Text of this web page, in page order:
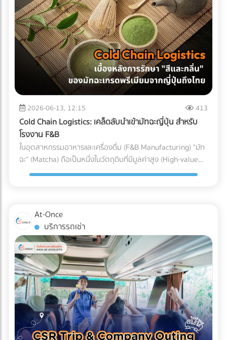
ถูกบรรจุลงตู้คอนเทนเนอร์ สำหรับธุรกิจ SME หรือองค์กรที่
ต้องการเติบโตในตลาดโลกอย่างยั่งยืน การยอมจ่ายค่าบริการที่
สมเหตุสมผลให้กับผู้เชี่ยวชาญ ย่อมเป็นทางเลือกที่ปลอดภัยและ
คุ้มค่ากว่าการยอมเสี่ยงเพื่อประหยัดงบเพียงเล็กน้อย แต่ต้องมา
นั่งเสียใจกับค่าปรับและปัญหาสินค้าติดท่าเรือในภายหลังอย่าง
(Particulate Matter Control) ในกรณีของอุปกรณ์ที่ต้องสัมผัส
กับกระแสเลือดโดยตรง เช่น สายสวนหลอดเลือด (Catheters)
หรือถุงเก็บเลือด ฝุ่นผงเพียงเล็กน้อยที่ปะปนเข้าไปอาจทำให้เกิด
ภาวะลิ่มเลือดอุดตัน หรือการอักเสบขั้นรุนแรงในร่างกายผู้ป่วยได้
ระบบ Cleanroom จะคอยกรองฝุ่นละออง สะเก็ดผิวหนัง หรือ
เส้นผมของพนักงาน ไม่ให้หลุดรอดลงไปในไลน์การผลิตอย่าง
เด็ดขาด 3. การควบคุมอุณหภูมิและความชื้น (Temperature &
Humidity) พลาสติกเกรดการแพทย์บางชนิดมีความไวต่อ
ความชื้นและอุณหภูมิ หากสภาพแวดล้อมแกว่งไปมา อาจส่งผล
ต่อขนาด (Dimension) และความแข็งแรงของชิ้นงาน
Cleanroom จะช่วยรักษาสภาพแวดล้อมให้คงที่ ทำให้ชิ้นส่วน
พลาสติกทุกชิ้นที่ถูกฉีดออกมามีขนาดที่แม่นยำ (Precision) ตาม
ที่วิศวกรออกแบบไว้ การบรรจุภัณฑ์ (Packaging): ขั้นตอนชี้ชะตา
ภายใน Cleanroom จุดบอดที่หลายคนมักมองข้ามคือ
กระบวนการบรรจุ แม้ชิ้นส่วนพลาสติกจะถูกผลิตออกมาอย่าง
ในโรงงานมาตรฐาน การนำชิ้นส่วนพลาสติกออกจากแม่พิมพ์
(Demolding), การประกอบชิ้นส่วน (Assembly), และ การซีล
บรรจุภัณฑ์ (Sealing) จะต้องดำเนินการให้เสร็จสิ้นภายใน
Cleanroom ทั้งหมด บรรจุภัณฑ์ที่ใช้มักเป็นถุงฟอยล์หรือถุง
Tyvek ที่ได้มาตรฐานการแพทย์ เมื่อซีลปิดผนึกเรียบร้อยแล้ว จึง
จะสามารถนำชิ้นงานนั้นออกจาก Cleanroom สู่คลังสินค้าปกติ
ได้ บทสรุป: ความมั่นใจที่ส่งต่อถึงมือผู้ป่วย การลงทุนสร้างและ
บำรุงรักษา Cleanroom มีต้นทุนที่สูงมาก ทั้งค่าระบบปรับอากาศ
ค่าชุดป้องกัน (Gowning) และการตรวจสอบมาตรฐานประจำปี แต่
สำหรับอุตสาหกรรมการแพทย์ นี่คือการลงทุนที่ประเมินค่าไม่ได้
สำหรับฝ่ายจัดซื้อหรือเจ้าของแบรนด์อุปกรณ์การแพทย์ การ
Parts) ที่ต้องทนต่อแรงดันและอุณหภูมิที่เปลี่ยนแปลงตลอดเวลา
หากเลือกใช้ชิ้นส่วนที่ไม่ได้มาตรฐาน นี่คือสิ่งที่อาจต้องจ่ายคืนใน
ภายหลัง: 1. ต้นทุนจากของเสียและเวลาสูญเปล่าในไลน์ผลิต
(False Reject & Downtime) อะไหล่ที่ราคาถูกมักจะแลกมากับ
การควบคุมคุณภาพ (QC) ที่หละหลวม สมมติว่ามีการนำ Stop
Valve ที่ไม่ได้มาตรฐานมาประกอบ เมื่อถึงขั้นตอนทดสอบแรงดัน
แล้วพบว่าวาล์วเกิดการรั่วซึม สิ่งที่ตามมาคือโรงงานต้องหยุด
สายพานการผลิต เสียเวลาถอดประกอบใหม่ และสูญเสียต้นทุน
ค่าแรงของพนักงานไปอย่างเปล่าประโยชน์ (Downtime Cost) 2.
ค่าใช้จ่ายในการเคลมสินค้าและชื่อเสียงที่เสียไป (Warranty
Claims & Reputation) "ความทนทาน" คือหัวใจของเครื่องปรับ
อากาศ ชิ้นส่วนอย่าง Accumulator ทำหน้าที่สำคัญในการดักจับ
ของเหลวไม่ให้ไหลกลับเข้าไปทำลายคอมเพรสเซอร์ หาก
Accumulator เกิดสนิมทะลุ หรือดักของเหลวไม่ได้
คอมเพรสเซอร์จะพังก่อนหมดอายุการใช้งานทันที ต้นทุนในการ
หลายร้อยเท่า 3. ต้นทุนจากการไม่ผ่านมาตรฐานสากล
(Compliance Risks) ในปี 2026 ทั่วโลกหันมาใช้น้ำยาแอร์รักษ์
โลก (Eco-Friendly Refrigerants) ซึ่งมักจะมีแรงดันสูงกว่า
น้ำยาแอร์ยุคเก่า ชิ้นส่วนราคาถูกอาจไม่ได้ถูกออกแบบมาเพื่อ
รองรับสเปกใหม่นี้ ทำให้ไม่ผ่านมาตรฐานความปลอดภัย
นอกจากนี้ หากซัพพลายเออร์ต้นทางไม่มีระบบจัดการสิ่ง
แวดล้อมที่ดี โรงงานก็อาจเผชิญความยากลำบากในการขอใบรับ
รองสากลเพื่อส่งออกสินค้าไปต่างประเทศ บทสรุป: การเปลี่ยน
มุมมองจาก "ราคา" สู่ "ความคุ้มค่า" แบรนด์ผู้ผลิตเครื่องปรับ
อากาศชั้นนำระดับโลก ล้วนเข้าใจถึงกฎข้อนี้ดี พวกเขาจึงมักไม่
ประนีประนอมกับชิ้นส่วนกลไกที่อยู่ภายใน และเจาะจงเลือกใช้ผู้
2026-06-13, 12:15 413
Cold Chain Logistics: เคล็ดลับนำเข้ามัทฉะญี่ปุ่น สำหรับ
โรงงาน F&B
ในอุตสาหกรรมอาหารและเครื่องดื่ม (F&B Manufacturing) "มัท
ฉะ" (Matcha) ถือเป็นหนึ่งในวัตถุดิบที่มีมูลค่าสูง (High-value
Ingredient) และได้รับความนิยมอย่างต่อเนื่อง แต่ในขณะเดียวกัน
การขนส่งผงชาใส่ตู้คอนเทนเนอร์แล้วจบไป เพราะหากขาดการ
บริหารจัดการซัพพลายเชนที่ถูกต้อง สิ่งที่ส่งมาถึงหน้าโรงงาน
อาจกลายเป็นเพียง "ผงชาสีหม่น" ที่สูญเสียทั้งเอกลักษณ์และ
มูลค่า กุญแจสำคัญที่อยู่เบื้องหลังการคงสภาพความสดใหม่ สี
เขียวสว่าง และกลิ่นอูมามิของมัทฉะไว้ได้อย่างสมบูรณ์แบบ คือ
ระบบขนส่งที่เรียกว่า Cold Chain Logistics (ระบบห่วงโซ่ความ
เย็น) ทำไม "มัทฉะ" ถึงต้องการการดูแลระดับพิเศษ? ก่อนจะเข้าใจ
ความสำคัญของการขนส่ง ต้องเข้าใจธรรมชาติของผงมัทฉะ
ก่อน มัทฉะคือการนำใบชาทั้งใบไปบดละเอียดด้วยโม่หินจนเป็นผง
ขนาดไมครอน ทำให้ตัวผงชามีพื้นที่ผิวสัมผัสกับอากาศมาก ศัตรู
At-Once
บริการรถเช่า